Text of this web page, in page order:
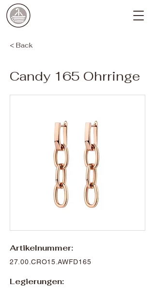
< Back
Candy 165 Ohrringe
Artikelnummer:
27.00.CRO15.AWFD165
Legierungen: